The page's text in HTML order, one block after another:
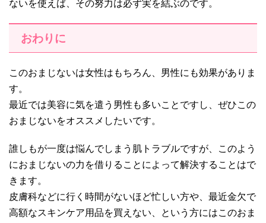
ないを使えば、その努力は必ず実を結ぶのです。
おわりに
このおまじないは女性はもちろん、男性にも効果がありま
す。
最近では美容に気を遣う男性も多いことですし、ぜひこの
おまじないをオススメしたいです。
誰しもが一度は悩んでしまう肌トラブルですが、このよう
におまじないの力を借りることによって解決することはで
きます。
皮膚科などに行く時間がないほど忙しい方や、最近金欠で
高額なスキンケア用品を買えない、という方にはこのおま